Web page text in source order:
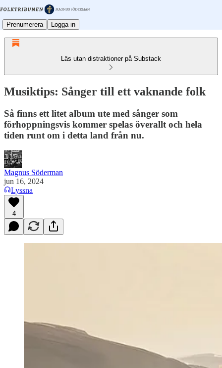
Prenumerera Logga in
Läs utan distraktioner på Substack
Musiktips: Sånger till ett vaknande folk
Så finns ett litet album ute med sånger som
förhoppningsvis kommer spelas överallt och hela
tiden runt om i detta land från nu.
Magnus Söderman
jun 16, 2024
Lyssna
4